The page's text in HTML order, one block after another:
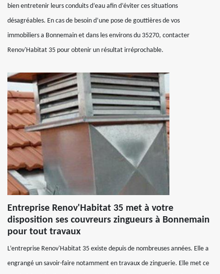
bien entretenir leurs conduits d’eau afin d’éviter ces situations
désagréables. En cas de besoin d’une pose de gouttières de vos
immobiliers a Bonnemain et dans les environs du 35270, contacter
Renov'Habitat 35 pour obtenir un résultat irréprochable.
Entreprise Renov'Habitat 35 met à votre
disposition ses couvreurs zingueurs à Bonnemain
pour tout travaux
L’entreprise Renov'Habitat 35 existe depuis de nombreuses années. Elle a
engrangé un savoir-faire notamment en travaux de zinguerie. Elle met ce